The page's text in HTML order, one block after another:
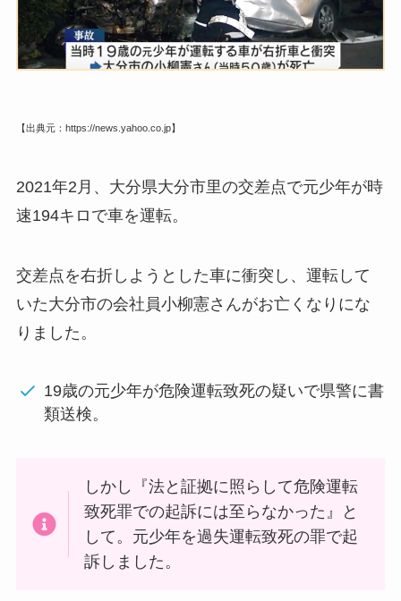
【出典元：https://news.yahoo.co.jp】
2021年2月、大分県大分市里の交差点で元少年が時
速194キロで車を運転。
交差点を右折しようとした車に衝突し、運転して
いた大分市の会社員小柳憲さんがお亡くなりにな
りました。
19歳の元少年が危険運転致死の疑いで県警に書
類送検。
しかし『法と証拠に照らして危険運転
致死罪での起訴には至らなかった』と
して。元少年を過失運転致死の罪で起
訴しました。